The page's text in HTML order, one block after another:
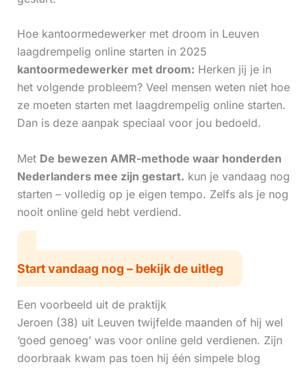
Hoe kantoormedewerker met droom in Leuven
laagdrempelig online starten in 2025
kantoormedewerker met droom: Herken jij je in
het volgende probleem? Veel mensen weten niet hoe
ze moeten starten met laagdrempelig online starten.
Dan is deze aanpak speciaal voor jou bedoeld.
Met De bewezen AMR-methode waar honderden
Nederlanders mee zijn gestart. kun je vandaag nog
starten – volledig op je eigen tempo. Zelfs als je nog
nooit online geld hebt verdiend.
Start vandaag nog – bekijk de uitleg
Een voorbeeld uit de praktijk
Jeroen (38) uit Leuven twijfelde maanden of hij wel
‘goed genoeg’ was voor online geld verdienen. Zijn
doorbraak kwam pas toen hij één simpele blog